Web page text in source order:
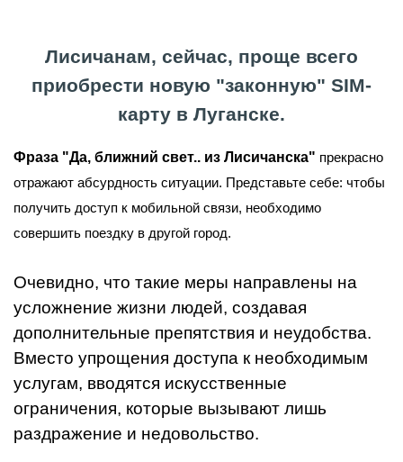
Лисичанам, сейчас, проще всего
приобрести новую "законную" SIM-
карту в Луганске.
Фраза "Да, ближний свет.. из Лисичанска" прекрасно
отражают абсурдность ситуации. Представьте себе: чтобы
получить доступ к мобильной связи, необходимо
совершить поездку в другой город.
Очевидно, что такие меры направлены на
усложнение жизни людей, создавая
дополнительные препятствия и неудобства.
Вместо упрощения доступа к необходимым
услугам, вводятся искусственные
ограничения, которые вызывают лишь
раздражение и недовольство.